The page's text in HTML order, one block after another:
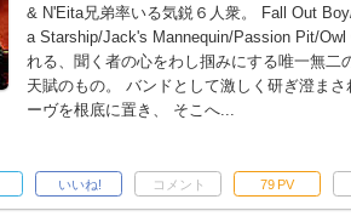
& N'Eita兄弟率いる気鋭６人衆。 Fall Out
a Starship/Jack's Mannequin/Passion Pit/
れる、聞く者の心をわし掴みにする唯一無二
天賦のもの。 バンドとして激しく研ぎ澄ま
ーヴを根底に置き、 そこへ...
いいね! コメント 79 PV